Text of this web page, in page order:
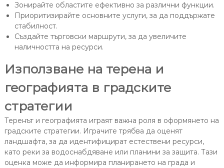
Зонирайте областите ефективно за различни функции.
Приоритизирайте основните услуги, за да поддържате
стабилност.
Създайте търговски маршрути, за да увеличите
наличността на ресурси.
Използване на терена и
географията в градските
стратегии
Теренът и географията играят важна роля в оформянето на
градските стратегии. Играчите трябва да оценят
ландшафта, за да идентифицират естествени ресурси,
като реки за водоснабдяване или планини за защита. Тази
оценка може да информира планирането на града и